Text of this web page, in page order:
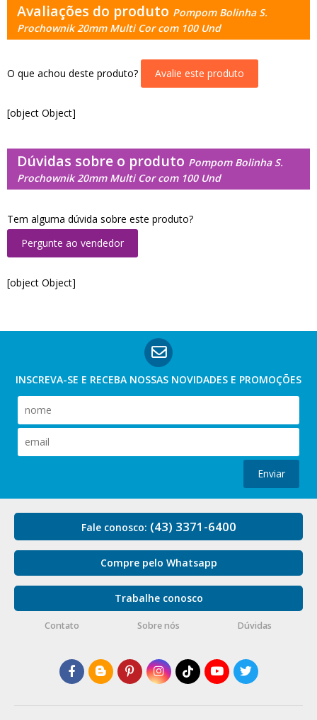
Avaliações do produto Pompom Bolinha S.
Prochownik 20mm Multi Cor com 100 Und
O que achou deste produto? Avalie este produto
[object Object]
Dúvidas sobre o produto Pompom Bolinha S.
Prochownik 20mm Multi Cor com 100 Und
Tem alguma dúvida sobre este produto?
Pergunte ao vendedor
[object Object]
INSCREVA-SE E RECEBA NOSSAS NOVIDADES E PROMOÇÕES
Enviar
Fale conosco: (43) 3371-6400
Compre pelo Whatsapp
Trabalhe conosco
Contato Sobre nós Dúvidas